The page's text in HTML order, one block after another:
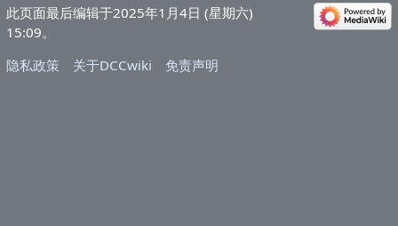
此页面最后编辑于2025年1月4日 (星期六)
15:09。
隐私政策
关于DCCwiki 免责声明